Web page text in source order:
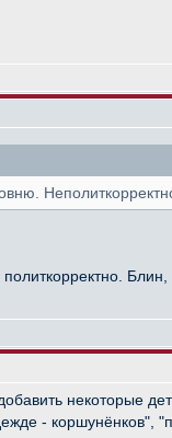
некоторые
- коршунёнков",